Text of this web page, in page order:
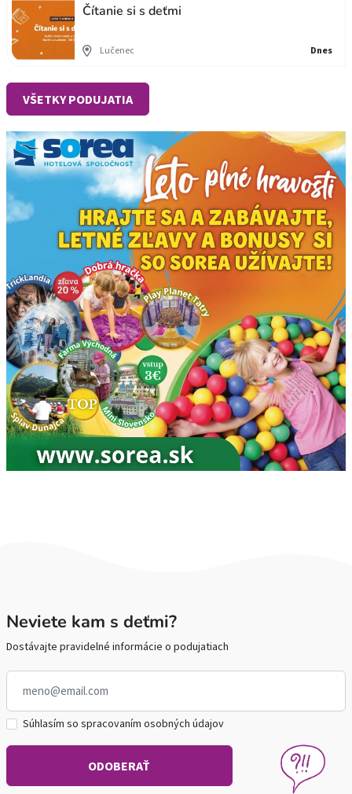
Čítanie si s deťmi
Lučenec Dnes
VŠETKY PODUJATIA
Neviete kam s deťmi?
Dostávajte pravidelné informácie o podujatiach
Súhlasím so spracovaním osobných údajov